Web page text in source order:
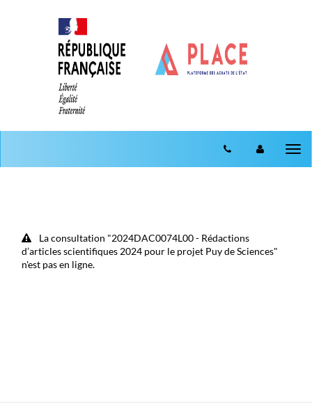
La consultation "2024DAC0074L00 - Rédactions
d’articles scientifiques 2024 pour le projet Puy de Sciences"
n'est pas en ligne.